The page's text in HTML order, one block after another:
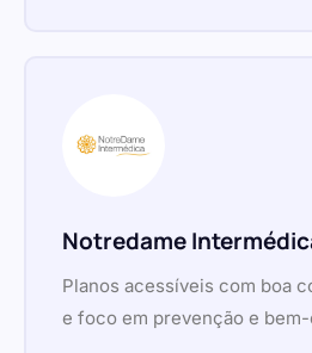
Notredame
Planos acessíveis com boa
e foco em prevenção e bem-